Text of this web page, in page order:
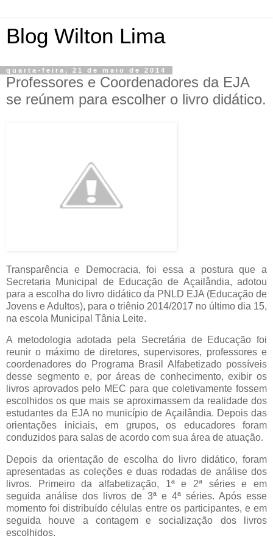
Blog Wilton Lima
quarta-feira, 21 de maio de 2014
Professores e Coordenadores da EJA
se reúnem para escolher o livro didático.
Transparência e Democracia, foi essa a postura que a
Secretaria Municipal de Educação de Açailândia, adotou
para a escolha do livro didático da PNLD EJA (Educação de
Jovens e Adultos), para o triênio 2014/2017 no último dia 15,
na escola Municipal Tânia Leite.
A metodologia adotada pela Secretária de Educação foi
reunir o máximo de diretores, supervisores, professores e
coordenadores do Programa Brasil Alfabetizadopossíveis
desse segmento e, por áreas de conhecimento, exibir os
livros aprovados pelo MEC para que coletivamente fossem
escolhidos os que mais se aproximassem da realidade dos
estudantes da EJA no município de Açailândia. Depois das
orientações iniciais, em grupos, os educadores foram
conduzidos para salas de acordo com sua área de atuação.
Depois da orientação de escolha do livro didático, foram
apresentadas as coleções e duas rodadas de análise dos
livros. Primeiro da alfabetização, 1ª e 2ª séries e em
seguida análise dos livros de 3ª e 4ª séries. Após esse
momento foi distribuído células entre os participantes, e em
seguida houve a contagem e socialização dos livros
escolhidos.